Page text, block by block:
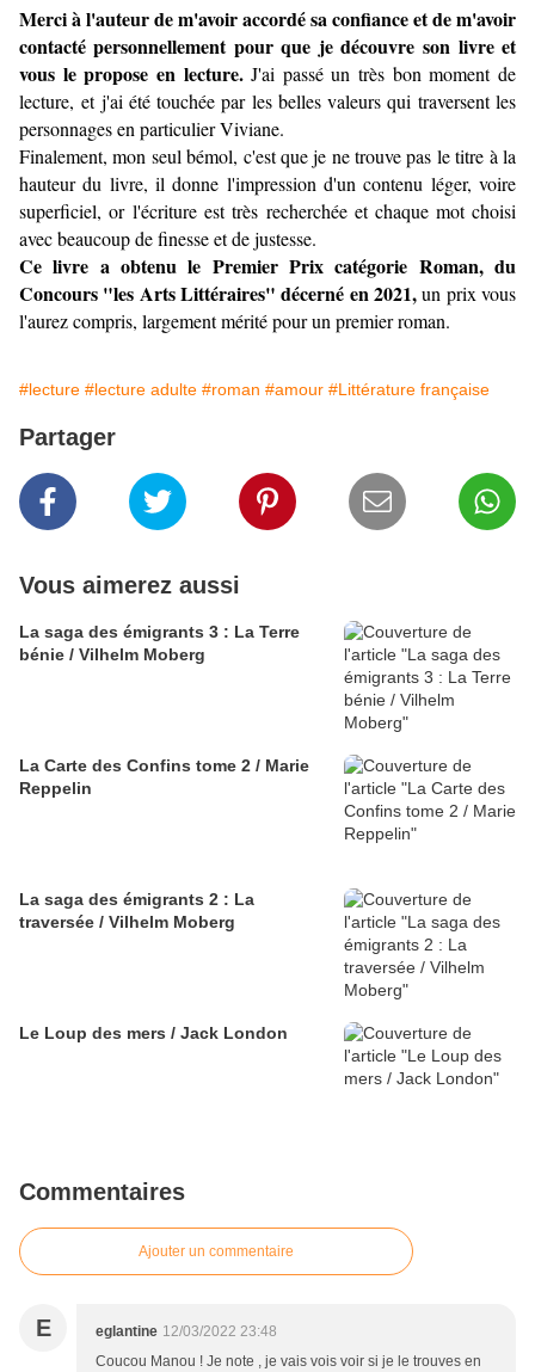
Merci à l'auteur de m'avoir accordé sa confiance et de m'avoir
contacté personnellement pour que je découvre son livre et
vous le propose en lecture.J'ai passé un très bon moment de
lecture, et j'ai été touchée par les belles valeurs qui traversent les
personnages en particulier Viviane.
Finalement, mon seul bémol, c'est que je ne trouve pas le titre à la
hauteur du livre, il donne l'impression d'un contenu léger, voire
superficiel, or l'écriture est très recherchée et chaque mot choisi
avec beaucoup de finesse et de justesse.
Ce livre a obtenu le Premier Prix catégorie Roman, du
Concours "les Arts Littéraires" décerné en 2021,un prix vous
l'aurez compris, largement mérité pour un premier roman.
#lecture #lecture adulte #roman #amour #Littérature française
Partager
Vous aimerez aussi
La saga des émigrants 3 : La Terre
bénie / Vilhelm Moberg
La Carte des Confins tome 2 / Marie
Reppelin
La saga des émigrants 2 : La
traversée / Vilhelm Moberg
Le Loup des mers / Jack London
Commentaires
Ajouter un commentaire
E eglantine 12/03/2022 23:48
Coucou Manou ! Je note , je vais vois voir si je le trouves en